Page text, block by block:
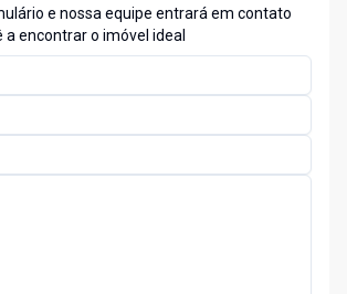
e nossa equipe entrará em contato
a encontrar o imóvel ideal